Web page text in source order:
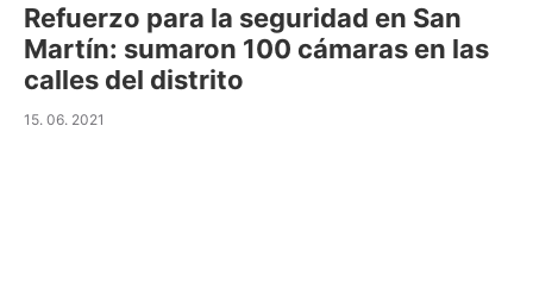
Refuerzo para la seguridad en San
Martín: sumaron 100 cámaras en las
calles del distrito
15. 06. 2021